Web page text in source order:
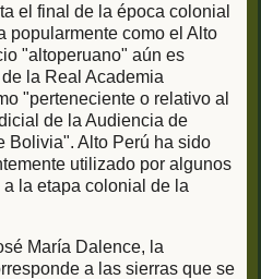
el final de la época colonial
popularmente como el Alto
"altoperuano" aún es
la Real Academia
"perteneciente o relativo al
de la Audiencia de
Bolivia". Alto Perú ha sido
utilizado por algunos
la etapa colonial de la
María Dalence, la
a las sierras que se